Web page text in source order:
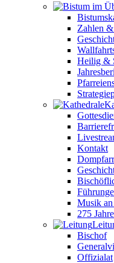
Zahlen
Heilig &
Kontakt
Musik
275
Bischof
Offizialat